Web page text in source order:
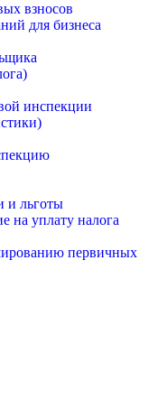
взносов
для бизнеса
инспекции
и льготы
на уплату налога
первичных